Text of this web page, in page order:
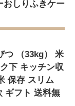
おしりふきケー
つ （33kg） 米
下 キッチン収
保存 スリム
ギフト 送料無